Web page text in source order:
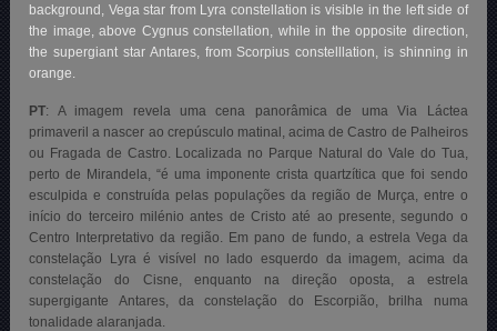
background, Vega star from Lyra constellation is visible in the left side of
the image, above Cygnus constellation, while in the opposite direction,
the supergiant star Antares, from Scorpius constelllation, is shinning in
orange.
PT: A imagem revela uma cena panorâmica de uma Via Láctea
primaveril a nascer ao crepúsculo matinal, acima de Castro de Palheiros
ou Fragada de Castro. Localizada no Parque Natural do Vale do Tua,
perto de Mirandela, “é uma imponente crista quartzítica que foi sendo
esculpida e construída pelas populações da região de Murça, entre o
início do terceiro milénio antes de Cristo até ao presente, segundo o
Centro Interpretativo da região. Em pano de fundo, a estrela Vega da
constelação Lyra é visível no lado esquerdo da imagem, acima da
constelação do Cisne, enquanto na direção oposta, a estrela
supergigante Antares, da constelação do Escorpião, brilha numa
tonalidade alaranjada.